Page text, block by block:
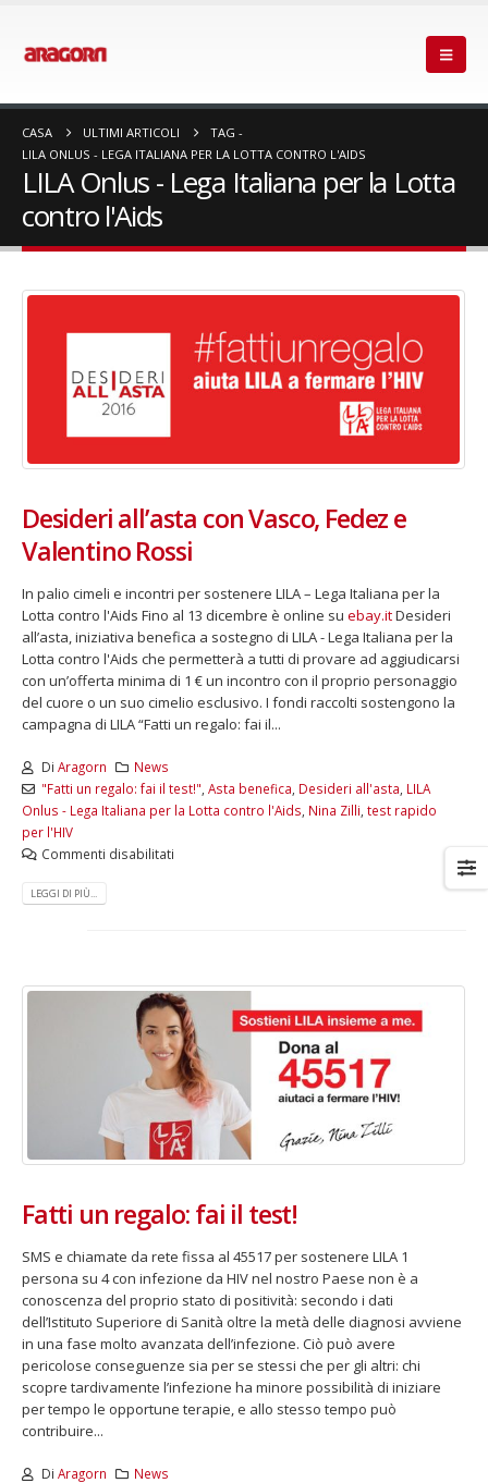
CASA ULTIMI ARTICOLI
TAG -
LILA ONLUS - LEGA ITALIANA PER LA LOTTA CONTRO L'AIDS
LILA Onlus - Lega Italiana per la Lotta
contro l'Aids
Desideri all’asta con Vasco, Fedez e
Valentino Rossi
In palio cimeli e incontri per sostenere LILA – Lega Italiana per la
Lotta contro l'Aids Fino al 13 dicembre è online su ebay.itDesideri
all’asta, iniziativa benefica a sostegno di LILA - Lega Italiana per la
Lotta contro l'Aids che permetterà a tutti di provare ad aggiudicarsi
con un’offerta minima di 1 € un incontro con il proprio personaggio
del cuore o un suo cimelio esclusivo. I fondi raccolti sostengono la
campagna di LILA “Fatti un regalo: fai il...
Di Aragorn
News
"Fatti un regalo: fai il test!" Asta benefica Desideri all'asta LILA
Onlus - Lega Italiana per la Lotta contro l'Aids Nina Zilli test rapido
per l'HIV
Commenti disabilitati
LEGGI DI PIÙ...
Fatti un regalo: fai il test!
SMS e chiamate da rete fissa al 45517 per sostenere LILA 1
persona su 4 con infezione da HIV nel nostro Paese non è a
conoscenza del proprio stato di positività: secondo i dati
dell’Istituto Superiore di Sanità oltre la metà delle diagnosi avviene
in una fase molto avanzata dell’infezione. Ciò può avere
pericolose conseguenze sia per se stessi che per gli altri: chi
scopre tardivamente l’infezione ha minore possibilità di iniziare
per tempo le opportune terapie, e allo stesso tempo può
contribuire...
Di Aragorn
News
Fino al 29 marzo 2026 – Anziani
malati e fragili, VIDAS lancia
una campagna per rafforzare
l’assistenza domiciliare
13 dicembre 2024 – In
carnet per le Prove Aperte
anni di Fondazione TOG
Giugno 15, 2026
18 e 19 dicembre 2026 –
gospel benefico per
Opera Cardinal Ferrari
Giugno 15, 2026